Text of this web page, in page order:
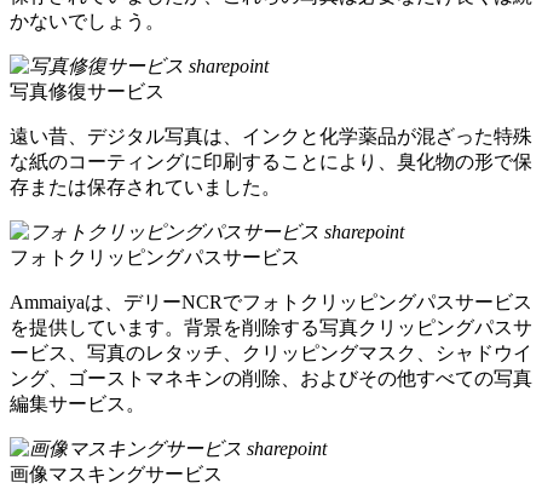
かないでしょう。
写真修復サービス
遠い昔、デジタル写真は、インクと化学薬品が混ざった特殊
な紙のコーティングに印刷することにより、臭化物の形で保
存または保存されていました。
フォトクリッピングパスサービス
Ammaiyaは、デリーNCRでフォトクリッピングパスサービス
を提供しています。背景を削除する写真クリッピングパスサ
ービス、写真のレタッチ、クリッピングマスク、シャドウイ
ング、ゴーストマネキンの削除、およびその他すべての写真
編集サービス。
画像マスキングサービス